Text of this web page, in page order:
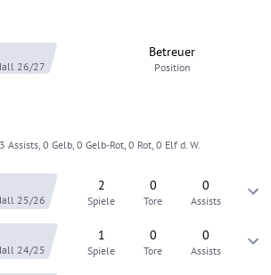
26/27
Betreuer
Position
Assists, 0 Gelb, 0 Gelb-Rot, 0 Rot, 0 Elf d. W.
25/26
2
Spiele
0
Tore
0
Assists
24/25
1
Spiele
0
Tore
0
Assists